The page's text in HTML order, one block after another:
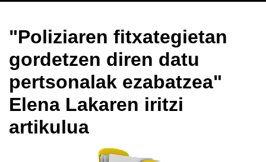
"Poliziaren fitxategietan
gordetzen diren datu
pertsonalak ezabatzea"
Elena Lakaren iritzi
artikulua